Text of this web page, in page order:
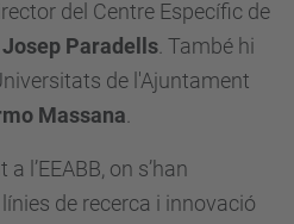
del Centre Específic de
Josep Paradells . També hi
de l'Ajuntament
Massana
l’EEABB, on s’han
de recerca i innovació